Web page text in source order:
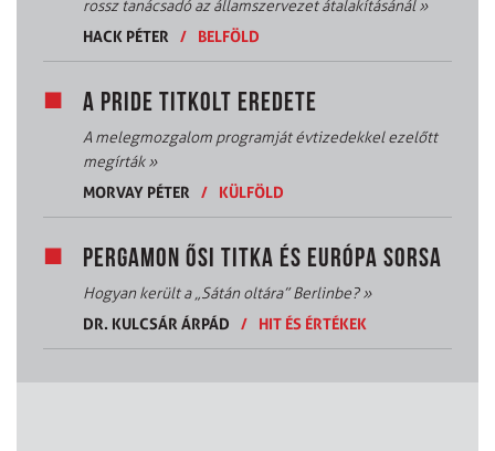
rossz tanácsadó az államszervezet átalakításánál»
HACK PÉTER
/ BELFÖLD
A PRIDE TITKOLT EREDETE
A melegmozgalom programját évtizedekkel ezelőtt
megírták»
MORVAY PÉTER
/ KÜLFÖLD
PERGAMON ŐSI TITKA ÉS EURÓPA SORSA
Hogyan került a „Sátán oltára” Berlinbe?»
DR. KULCSÁR ÁRPÁD
/ HIT ÉS ÉRTÉKEK